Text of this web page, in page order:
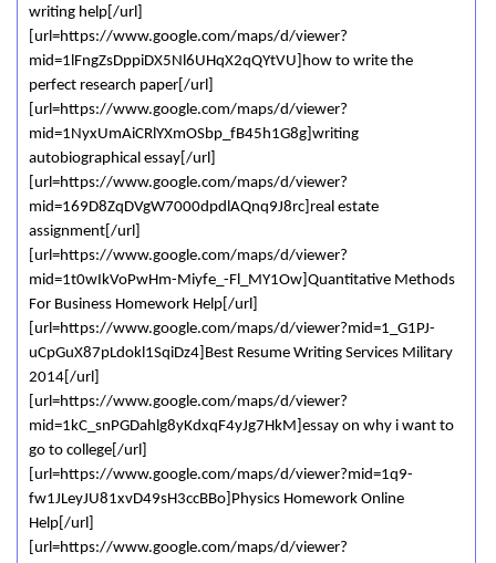
writing help[/url]
[url=https://www.google.com/maps/d/viewer?
mid=1lFngZsDppiDX5Nl6UHqX2qQYtVU]how to write the
perfect research paper[/url]
[url=https://www.google.com/maps/d/viewer?
mid=1NyxUmAiCRlYXmOSbp_fB45h1G8g]writing
autobiographical essay[/url]
[url=https://www.google.com/maps/d/viewer?
mid=169D8ZqDVgW7000dpdlAQnq9J8rc]real estate
assignment[/url]
[url=https://www.google.com/maps/d/viewer?
mid=1t0wIkVoPwHm-Miyfe_-Fl_MY1Ow]Quantitative Methods
For Business Homework Help[/url]
[url=https://www.google.com/maps/d/viewer?mid=1_G1PJ-
uCpGuX87pLdokl1SqiDz4]Best Resume Writing Services Military
2014[/url]
[url=https://www.google.com/maps/d/viewer?
mid=1kC_snPGDahlg8yKdxqF4yJg7HkM]essay on why i want to
go to college[/url]
[url=https://www.google.com/maps/d/viewer?mid=1q9-
fw1JLeyJU81xvD49sH3ccBBo]Physics Homework Online
Help[/url]
[url=https://www.google.com/maps/d/viewer?